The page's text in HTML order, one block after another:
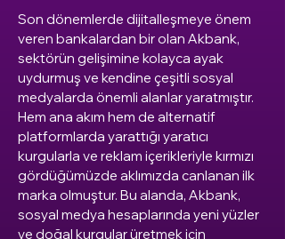
Son dönemlerde dijitalleşmeye önem
veren bankalardan bir olan Akbank,
sektörün gelişimine kolayca ayak
uydurmuş ve kendine çeşitli sosyal
medyalarda önemli alanlar yaratmıştır.
Hem ana akım hem de alternatif
platformlarda yarattığı yaratıcı
kurgularla ve reklam içerikleriyle kırmızı
gördüğümüzde aklımızda canlanan ilk
marka olmuştur. Bu alanda, Akbank,
sosyal medya hesaplarında yeni yüzler
ve doğal kurgular üretmek için